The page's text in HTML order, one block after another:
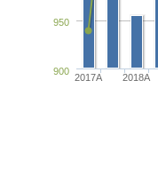
2017A 2018A
900
950